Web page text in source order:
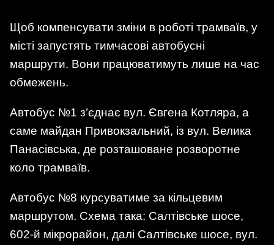
Щоб компенсувати зміни в роботі трамваїв, у
місті запустять тимчасові автобусні
маршрути. Вони працюватимуть лише на час
обмежень.
Автобус №1 з’єднає вул. Євгена Котляра, а
саме майдан Привокзальний, із вул. Велика
Панасівська, де розташоване розворотне
коло трамваїв.
Автобус №8 курсуватиме за кільцевим
маршрутом. Схема така: Салтівське шосе,
602-й мікрорайон, далі Салтівське шосе, вул.